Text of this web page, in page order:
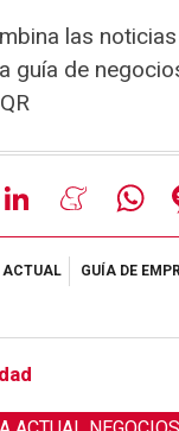
las
guía de
LinkedIn Meneame
ACTUAL
GUÍA DE